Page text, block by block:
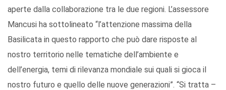
aperte dalla collaborazione tra le due regioni. L’assessore
Mancusi ha sottolineato “l’attenzione massima della
Basilicata in questo rapporto che può dare risposte al
nostro territorio nelle tematiche dell’ambiente e
dell’energia, temi di rilevanza mondiale sui quali si gioca il
nostro futuro e quello delle nuove generazioni”. “Si tratta –